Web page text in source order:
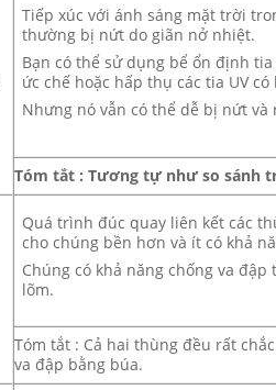
Tiếp xúc với ánh sáng mặt trời
thường bị nứt do giãn nở nhiệt.
Bạn có thể sử dụng bể ổn định
ức chế hoặc hấp thụ các tia UV
Nhưng nó vẫn có thể dễ bị nứt
Tóm tắt : Tương tự như so sánh
Quá trình đúc quay liên kết các
cho chúng bền hơn và ít có khả
Chúng có khả năng chống va
lõm.
Tóm tắt : Cả hai thùng đều rất
va đập bằng búa.